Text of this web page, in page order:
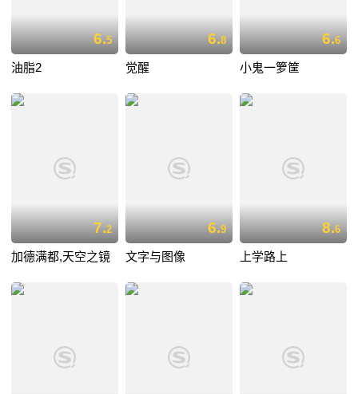
6.5
油脂2
6.8
觉醒
6.6
小鬼一箩筐
7.2
加德满都,天空之镜
6.9
文字与图像
8.6
上学路上